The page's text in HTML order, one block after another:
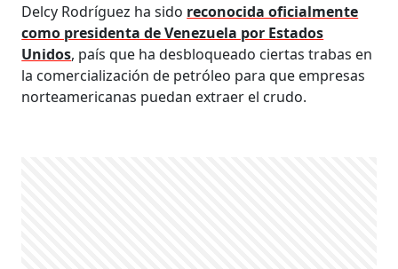
Delcy Rodríguez ha sido reconocida oficialmente
como presidenta de Venezuela por Estados
Unidos, país que ha desbloqueado ciertas trabas en
la comercialización de petróleo para que empresas
norteamericanas puedan extraer el crudo.